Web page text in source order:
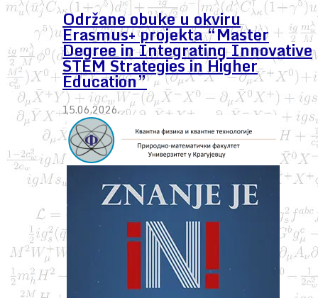
Održane obuke u okviru
Erasmus+ projekta “Master
Degree in Integrating Innovative
STEM Strategies in Higher
Education”
15.06.2026.